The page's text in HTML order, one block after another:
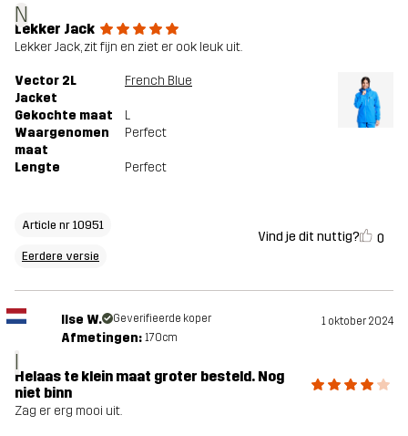
N
Lekker Jack
Lekker Jack, zit fijn en ziet er ook leuk uit.
Vector 2L
Jacket
French Blue
Gekochte maat
L
Waargenomen
maat
Perfect
Lengte Perfect
Article nr 10951
Eerdere versie
Vind je dit nuttig? 0
I
Ilse W. Geverifieerde koper 1 oktober 2024
Afmetingen: 170cm
Helaas te klein maat groter besteld. Nog
niet binn
Zag er erg mooi uit.